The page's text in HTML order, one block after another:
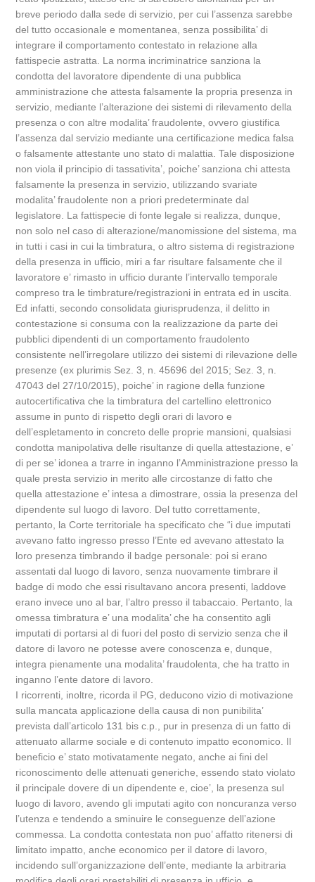
breve periodo dalla sede di servizio, per cui l’assenza sarebbe
del tutto occasionale e momentanea, senza possibilita’ di
integrare il comportamento contestato in relazione alla
fattispecie astratta. La norma incriminatrice sanziona la
condotta del lavoratore dipendente di una pubblica
amministrazione che attesta falsamente la propria presenza in
servizio, mediante l’alterazione dei sistemi di rilevamento della
presenza o con altre modalita’ fraudolente, ovvero giustifica
l’assenza dal servizio mediante una certificazione medica falsa
o falsamente attestante uno stato di malattia. Tale disposizione
non viola il principio di tassativita’, poiche’ sanziona chi attesta
falsamente la presenza in servizio, utilizzando svariate
modalita’ fraudolente non a priori predeterminate dal
legislatore. La fattispecie di fonte legale si realizza, dunque,
non solo nel caso di alterazione/manomissione del sistema, ma
in tutti i casi in cui la timbratura, o altro sistema di registrazione
della presenza in ufficio, miri a far risultare falsamente che il
lavoratore e’ rimasto in ufficio durante l’intervallo temporale
compreso tra le timbrature/registrazioni in entrata ed in uscita.
Ed infatti, secondo consolidata giurisprudenza, il delitto in
contestazione si consuma con la realizzazione da parte dei
pubblici dipendenti di un comportamento fraudolento
consistente nell’irregolare utilizzo dei sistemi di rilevazione delle
presenze (ex plurimis Sez. 3, n. 45696 del 2015; Sez. 3, n.
47043 del 27/10/2015), poiche’ in ragione della funzione
autocertificativa che la timbratura del cartellino elettronico
assume in punto di rispetto degli orari di lavoro e
dell’espletamento in concreto delle proprie mansioni, qualsiasi
condotta manipolativa delle risultanze di quella attestazione, e’
di per se’ idonea a trarre in inganno l’Amministrazione presso la
quale presta servizio in merito alle circostanze di fatto che
quella attestazione e’ intesa a dimostrare, ossia la presenza del
dipendente sul luogo di lavoro. Del tutto correttamente,
pertanto, la Corte territoriale ha specificato che “i due imputati
avevano fatto ingresso presso l’Ente ed avevano attestato la
loro presenza timbrando il badge personale: poi si erano
assentati dal luogo di lavoro, senza nuovamente timbrare il
badge di modo che essi risultavano ancora presenti, laddove
erano invece uno al bar, l’altro presso il tabaccaio. Pertanto, la
omessa timbratura e’ una modalita’ che ha consentito agli
imputati di portarsi al di fuori del posto di servizio senza che il
datore di lavoro ne potesse avere conoscenza e, dunque,
integra pienamente una modalita’ fraudolenta, che ha tratto in
inganno l’ente datore di lavoro.
I ricorrenti, inoltre, ricorda il PG, deducono vizio di motivazione
sulla mancata applicazione della causa di non punibilita’
prevista dall’articolo 131 bis c.p., pur in presenza di un fatto di
attenuato allarme sociale e di contenuto impatto economico. Il
beneficio e’ stato motivatamente negato, anche ai fini del
riconoscimento delle attenuati generiche, essendo stato violato
il principale dovere di un dipendente e, cioe’, la presenza sul
luogo di lavoro, avendo gli imputati agito con noncuranza verso
l’utenza e tendendo a sminuire le conseguenze dell’azione
commessa. La condotta contestata non puo’ affatto ritenersi di
limitato impatto, anche economico per il datore di lavoro,
incidendo sull’organizzazione dell’ente, mediante la arbitraria